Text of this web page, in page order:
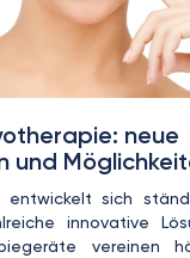
neue
und
entwickelt sich
innovative
vereinen